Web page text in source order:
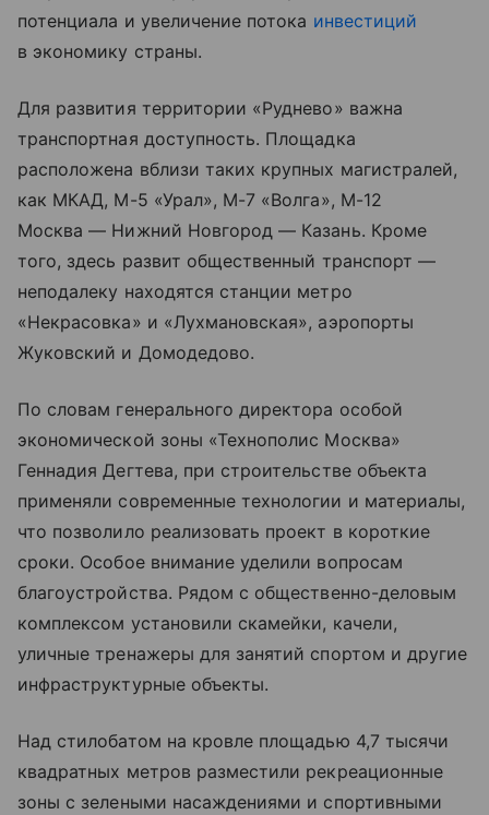
потенциала и увеличение потока инвестиций
в экономику страны.
Для развития территории «Руднево» важна
транспортная доступность. Площадка
расположена вблизи таких крупных магистралей,
как МКАД, М-5 «Урал», М-7 «Волга», М-12
Москва — Нижний Новгород — Казань. Кроме
того, здесь развит общественный транспорт —
неподалеку находятся станции метро
«Некрасовка» и «Лухмановская», аэропорты
Жуковский и Домодедово.
По словам генерального директора особой
экономической зоны «Технополис Москва»
Геннадия Дегтева, при строительстве объекта
применяли современные технологии и материалы,
что позволило реализовать проект в короткие
сроки. Особое внимание уделили вопросам
благоустройства. Рядом с общественно-деловым
комплексом установили скамейки, качели,
уличные тренажеры для занятий спортом и другие
инфраструктурные объекты.
Над стилобатом на кровле площадью 4,7 тысячи
квадратных метров разместили рекреационные
зоны с зелеными насаждениями и спортивными